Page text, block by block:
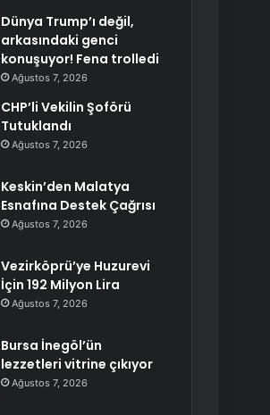
Dünya Trump’ı değil,
arkasındaki genci
konuşuyor! Fena trolledi
Ağustos 7, 2026
CHP’li Vekilin Şoförü
Tutuklandı
Ağustos 7, 2026
Keskin’den Malatya
Esnafına Destek Çağrısı
Ağustos 7, 2026
Vezirköprü’ye Huzurevi
İçin 192 Milyon Lira
Ağustos 7, 2026
Bursa İnegöl’ün
lezzetleri vitrine çıkıyor
Ağustos 7, 2026